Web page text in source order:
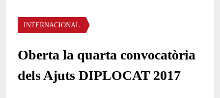
Àmbit de la notícia
INTERNACIONAL
Oberta la quarta convocatòria
dels Ajuts DIPLOCAT 2017